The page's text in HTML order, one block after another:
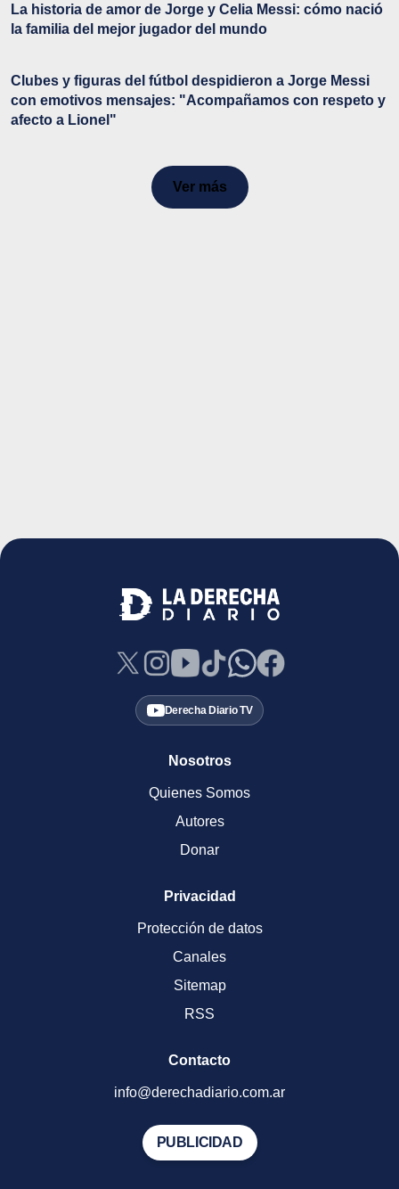
La historia de amor de Jorge y Celia Messi: cómo nació
la familia del mejor jugador del mundo
Clubes y figuras del fútbol despidieron a Jorge Messi
con emotivos mensajes: "Acompañamos con respeto y
afecto a Lionel"
Ver más
Derecha Diario TV
Nosotros
Quienes Somos
Autores
Donar
Privacidad
Protección de datos
Canales
Sitemap
RSS
Contacto
info@derechadiario.com.ar
PUBLICIDAD